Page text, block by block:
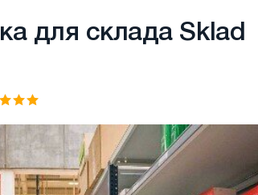
для склада Sklad